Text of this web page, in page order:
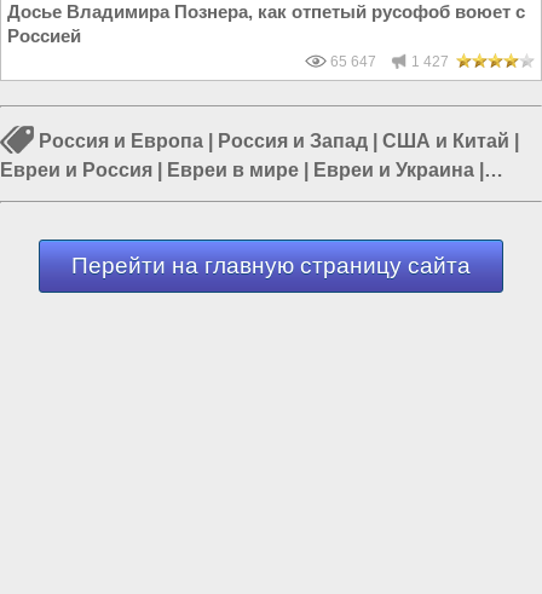
Досье Владимира Познера, как отпетый русофоб воюет с
Россией
65 647 1 427
Россия и Европа Россия и Запад США и Китай
Евреи и Россия
Евреи в мире Евреи и Украина
Израиль
Перейти на главную страницу сайта